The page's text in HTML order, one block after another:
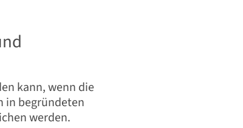
kann, wenn die
in begründeten
werden.